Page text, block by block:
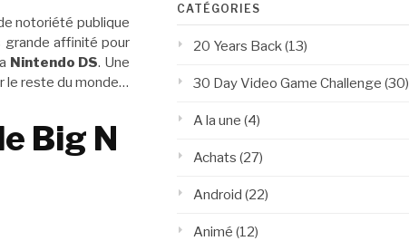
notoriété publique
grande affinité pour
Nintendo DS. Une
le reste du monde…
Big N
CATÉGORIES
20 Years Back (13)
30 Day Video Game Challenge (30)
A la une (4)
Achats (27)
Android (22)
Animé (12)